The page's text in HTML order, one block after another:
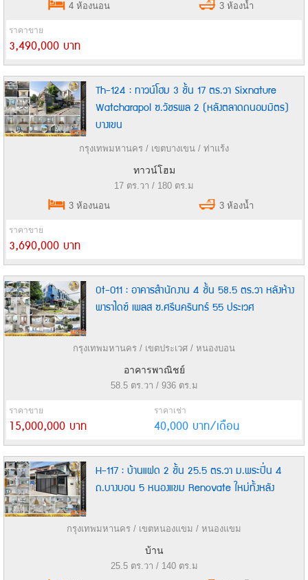
4 ห้องนอน
3 ห้องน้ำ
ราคาขาย
3,490,000 บาท
Th-124 : ทาวน์โฮม 3 ชั้น 17 ตร.วา Sixnature
Watcharapol ซ.วัชรพล 2 (หลังตลาดถนอมมิตร)
บางเขน
กรุงเทพมหานคร / เขตบางเขน / ท่าแร้ง
ทาวน์โฮม
17 ตร.วา / 180 ตร.ม
3 ห้องนอน
3 ห้องน้ำ
ราคาขาย
3,690,000 บาท
Ot-011 : อาคารสำนักงาน 4 ชั้น 58.5 ตร.วา หลังห้าง
พาราไดซ์ เพลส ซ.ศรีนครินทร์ 55 ประเวศ
กรุงเทพมหานคร / เขตประเวศ / หนองบอน
อาคารพาณิชย์
58.5 ตร.วา / 936 ตร.ม
ราคาขาย
15,000,000 บาท
ราคาเช่า
40,000 บาท/เดือน
H-117 : บ้านแฝด 2 ชั้น 25.5 ตร.วา ม.พระปิ่น 4
ถ.บางบอน 5 หนองแขม Renovate ใหม่ทั้งหลัง
กรุงเทพมหานคร / เขตหนองแขม / หนองแขม
บ้าน
25.5 ตร.วา / 140 ตร.ม